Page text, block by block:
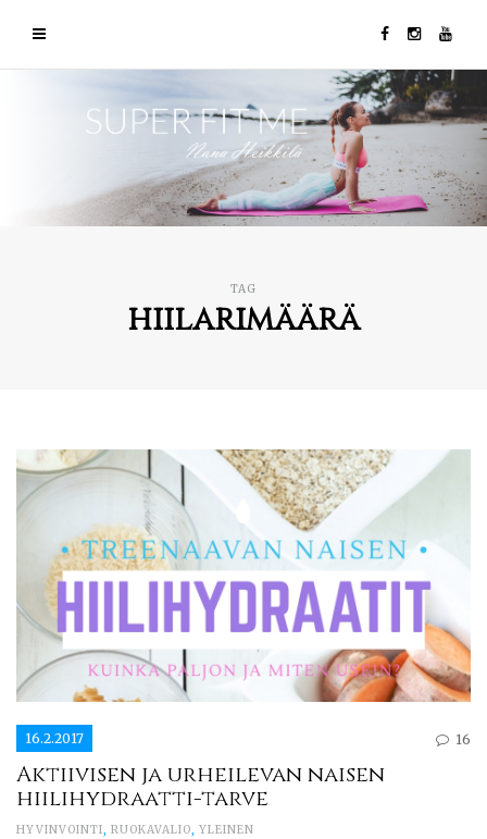
TAG
hiilarimäärä
16.2.2017 16
Aktiivisen ja urheilevan naisen
hiilihydraatti-tarve
HYVINVOINTI, RUOKAVALIO, YLEINEN